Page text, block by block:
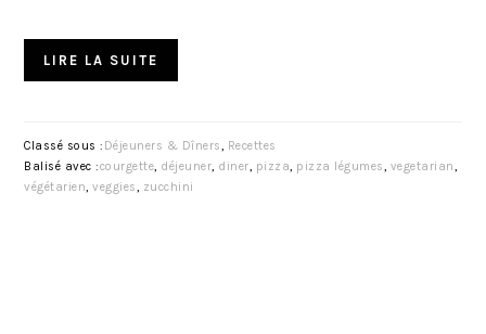
LIRE LA SUITE
Classé sous : Déjeuners & Dîners, Recettes
Balisé avec :courgette, déjeuner, diner, pizza, pizza légumes, vegetarian,
végétarien,veggies, zucchini